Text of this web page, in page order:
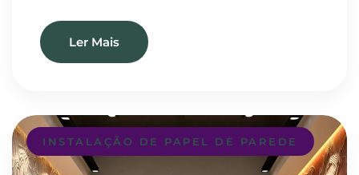
Ler Mais
INSTALAÇÃO DE PAPEL DE PAREDE